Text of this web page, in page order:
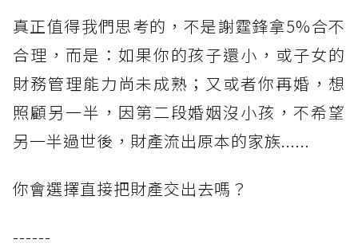
真正值得我們思考的，不是謝霆鋒拿5%合不
合理，而是：如果你的孩子還小，或子女的
財務管理能力尚未成熟；又或者你再婚，想
照顧另一半，因第二段婚姻沒小孩，不希望
另一半過世後，財產流出原本的家族......
你會選擇直接把財產交出去嗎？
------